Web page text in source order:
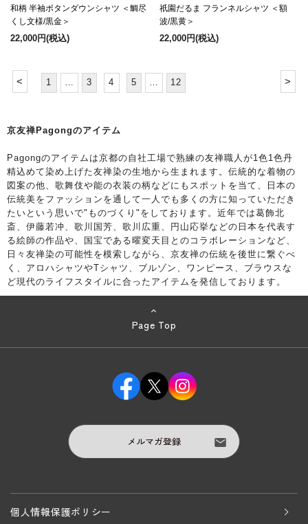
和柄 半袖ボタンダウンシャツ ＜鯛尽
くし文様/黒金＞
22,000円(税込)
祇園だるま フランネルシャツ ＜額
波/黒黄＞
22,000円(税込)
< >
1 3 4 5 12
京友禅Pagongのアイテム
Pagongのアイテムは京都の自社工場で熟練の友禅職人が1色1色丹
精込めて染め上げた友禅染の生地から生まれます。伝統的な着物の
図案の他、歌舞伎や能の衣装の柄などにもスポットを当て、日本の
伝統美をファッションを通して一人でも多くの方に知っていただき
たいという思いで"ものづくり"をしております。近年では葛飾北
斎、伊藤若冲、歌川国芳、歌川広重、円山応挙などの日本を代表す
る絵師の作品や、国宝である曜変天目とのコラボレーションなど、
日々友禅染の可能性を模索しながら、京友禅の伝統を後世に繋ぐべ
く、アロハシャツやTシャツ、ブルゾン、ワンピース、ブラウスな
ど現代のライフスタイルに合ったアイテムを発信しております。
Page Top
メルマガ登録
個人情報保護ポリシー